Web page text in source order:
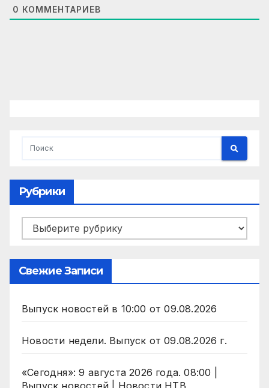
0 КОММЕНТАРИЕВ
Рубрики
Рубрики
Свежие Записи
Выпуск новостей в 10:00 от 09.08.2026
Новости недели. Выпуск от 09.08.2026 г.
«Сегодня»: 9 августа 2026 года. 08:00 |